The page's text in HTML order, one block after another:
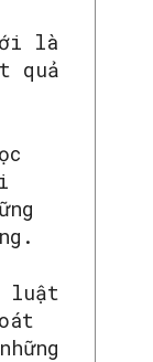
là
quả
luật